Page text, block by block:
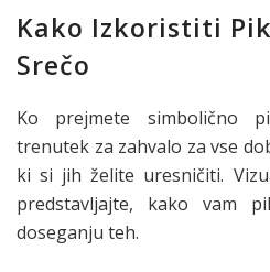
Kako Izkoristiti
Srečo
Ko prejmete simbolično
trenutek za zahvalo za vse
ki si jih želite uresničiti.
predstavljajte, kako vam
doseganju teh.